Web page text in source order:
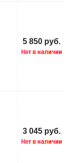
5 850 руб.
3 045 руб.